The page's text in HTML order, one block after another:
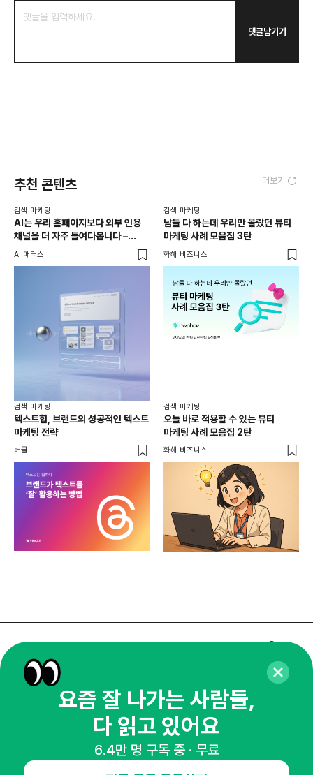
댓글남기기
추천 콘텐츠 더보기
검색 마케팅
AI는 우리 홈페이지보다 외부 인용
채널을 더 자주 들여다봅니다 –
두툼한 인용 레이어를 짜는 법
AI 매터스
검색 마케팅
남들 다 하는데 우리만 몰랐던 뷰티
마케팅 사례 모음집 3탄
화해 비즈니스
검색 마케팅
텍스트힙, 브랜드의 성공적인 텍스트
마케팅 전략
버클
검색 마케팅
오늘 바로 적용할 수 있는 뷰티
마케팅 사례 모음집 2탄
화해 비즈니스
매주 화요일 아침,
마케팅 감각을 깨워 드릴게요!
65,043명의 마케터를 성장시키는 뉴스레터
요즘 잘 나가는 사람들,
다 읽고 있어요
6.4만 명 구독 중 · 무료